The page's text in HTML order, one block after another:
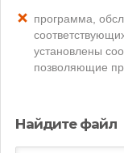
программа,
установлены
позволяющие
Найдите файл